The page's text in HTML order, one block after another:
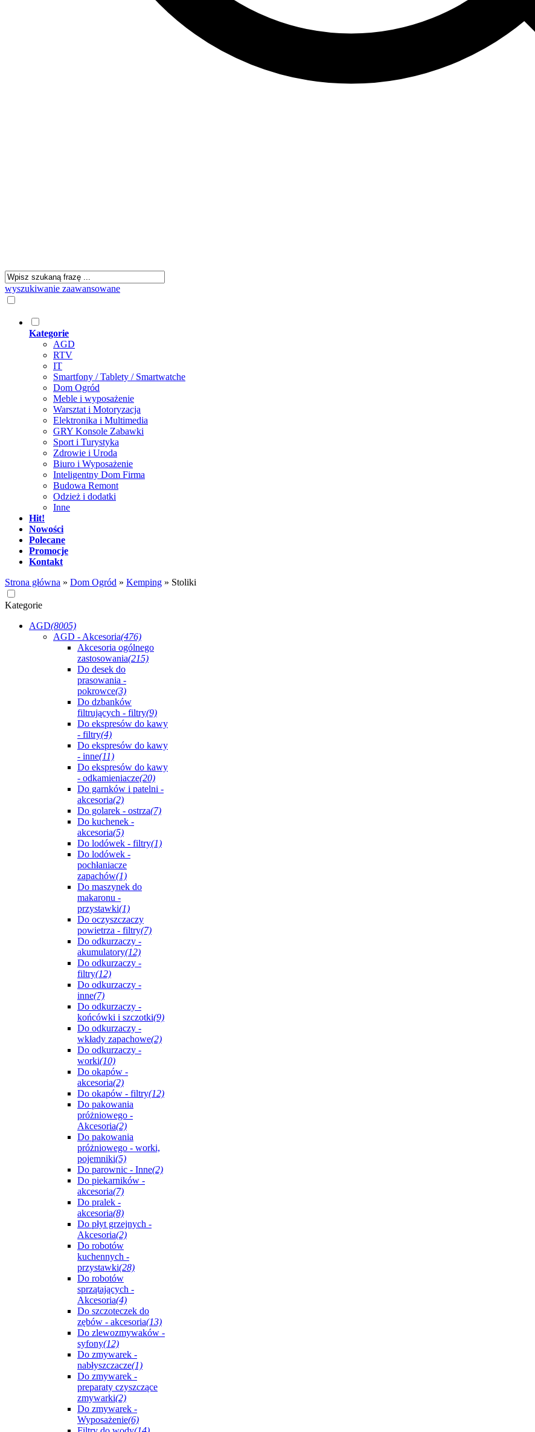
wyszukiwanie zaawansowane
Kategorie
AGD
RTV
IT
Smartfony / Tablety / Smartwatche
Dom Ogród
Meble i wyposażenie
Warsztat i Motoryzacja
Elektronika i Multimedia
GRY Konsole Zabawki
Sport i Turystyka
Zdrowie i Uroda
Biuro i Wyposażenie
Inteligentny Dom Firma
Budowa Remont
Odzież i dodatki
Inne
Hit!
Nowości
Polecane
Promocje
Kontakt
Strona główna » Dom Ogród » Kemping » Stoliki
Kategorie
AGD(8005)
AGD - Akcesoria(476)
Akcesoria ogólnego
zastosowania(215)
Do desek do
prasowania -
pokrowce(3)
Do dzbanków
filtrujących - filtry(9)
Do ekspresów do kawy
- filtry(4)
Do ekspresów do kawy
- inne(11)
Do ekspresów do kawy
- odkamieniacze(20)
Do garnków i patelni -
akcesoria(2)
Do golarek - ostrza(7)
Do kuchenek -
akcesoria(5)
Do lodówek - filtry(1)
Do lodówek -
pochłaniacze
zapachów(1)
Do maszynek do
makaronu -
przystawki(1)
Do oczyszczaczy
powietrza - filtry(7)
Do odkurzaczy -
akumulatory(12)
Do odkurzaczy -
filtry(12)
Do odkurzaczy -
inne(7)
Do odkurzaczy -
końcówki i szczotki(9)
Do odkurzaczy -
wkłady zapachowe(2)
Do odkurzaczy -
worki(10)
Do okapów -
akcesoria(2)
Do okapów - filtry(12)
Do pakowania
próżniowego -
Akcesoria(2)
Do pakowania
próżniowego - worki,
pojemniki(5)
Do parownic - Inne(2)
Do piekarników -
akcesoria(7)
Do pralek -
akcesoria(8)
Do płyt grzejnych -
Akcesoria(2)
Do robotów
kuchennych -
przystawki(28)
Do robotów
sprzątających -
Akcesoria(4)
Do szczoteczek do
zębów - akcesoria(13)
Do zlewozmywaków -
syfony(12)
Do zmywarek -
nabłyszczacze(1)
Do zmywarek -
preparaty czyszczące
zmywarki(2)
Do zmywarek -
Wyposażenie(6)